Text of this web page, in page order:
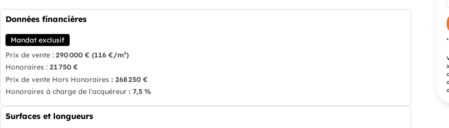
Données financières
Mandat exclusif
Prix de vente : 290 000 € (116 €/m²)
Honoraires : 21 750 €
Prix de vente Hors Honoraires : 268 250 €
Honoraires à charge de l'acquéreur : 7,5 %
Surfaces et longueurs